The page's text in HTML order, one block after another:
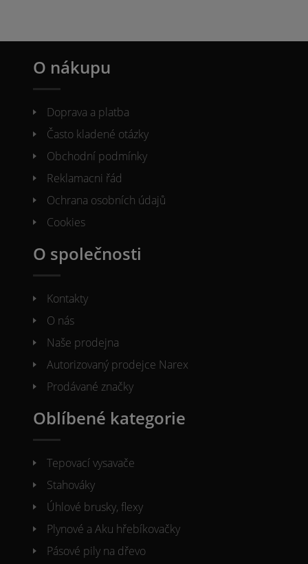
O nákupu
Doprava a platba
Často kladené otázky
Obchodní podmínky
Reklamacni řád
Ochrana osobních údajů
Cookies
O společnosti
Kontakty
O nás
Naše prodejna
Autorizovaný prodejce Narex
Prodávané značky
Oblíbené kategorie
Tepovací vysavače
Stahováky
Úhlové brusky, flexy
Plynové a Aku hřebíkovačky
Pásové pily na dřevo